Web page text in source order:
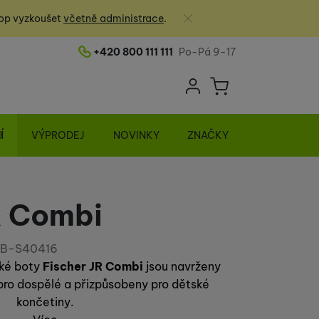
vyzkoušet včetně administrace.
Zavřít
Telefonní číslo
+420 800 111 111 Po-Pá 9-17
Uživatelská
Přihlásit se
Košík
VÝPRODEJ NOVINKY ZNAČKY
Combi
S40416
boty Fischer JR Combi jsou navrženy
dospělé a přizpůsobeny pro dětské
končetiny.